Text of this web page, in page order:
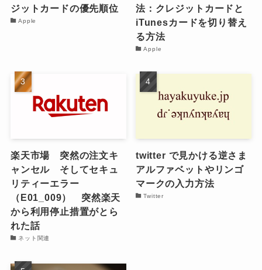
ジットカードの優先順位
Apple
法：クレジットカードと
iTunesカードを切り替え
る方法
Apple
楽天市場 突然の注文キ
ャンセル そしてセキュ
リティーエラー
（E01_009） 突然楽天
から利用停止措置がとら
れた話
ネット関連
twitter で見かける逆さま
アルファベットやリンゴ
マークの入力方法
Twitter